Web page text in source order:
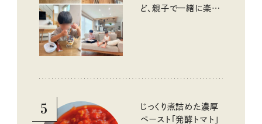
ど、親子で一緒に楽し
5
じっくり煮詰めた濃厚
ペースト「発酵トマト」